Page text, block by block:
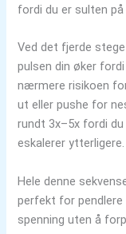
fordi du er sulten
Ved det fjerde
pulsen din øker
nærmere risikoen
ut eller pushe for
rundt 3x–5x fordi
eskalerer ytterligere.
Hele denne
perfekt for
spenning uten å